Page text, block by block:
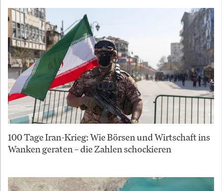
100 Tage Iran-Krieg: Wie Börsen und Wirtschaft ins
Wanken geraten – die Zahlen schockieren